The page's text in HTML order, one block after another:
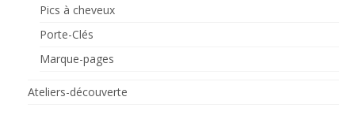
Pics à cheveux
Porte-Clés
Marque-pages
Ateliers-découverte